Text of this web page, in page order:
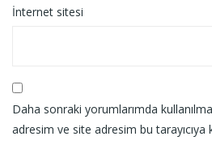
İnternet sitesi
Daha sonraki yorumlarımda
adresim ve site adresim bu tarayıcıya